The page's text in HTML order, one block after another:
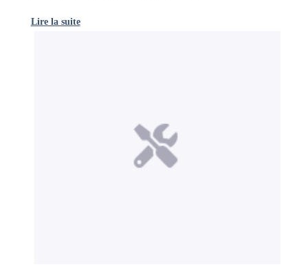
Lire la suite